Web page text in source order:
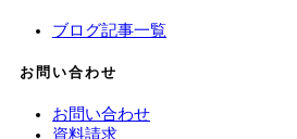
ブログ記事一覧
お問い合わせ
お問い合わせ
資料請求